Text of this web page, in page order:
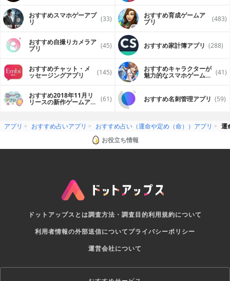
おすすめスマホゲーアプ
リ (33) おすすめ育成ゲームア
プリ (483)
おすすめ自撮りカメラア
プリ (45) おすすめ家計簿アプリ (288)
おすすめチャット・メ
ッセージングアプリ (145) おすすめキャラクターが
魅力的なスマホゲームア (41)
おすすめ2018年11月リ
リースの新作ゲームアプ (61) おすすめ名刺管理アプリ (59)
アプリ おすすめ占いアプリ おすすめ占い（運命や定め（命））アプリ
運
お役立ち情報
ドットアップスとは調査方法・調査目的利用規約について
利用者情報の外部送信についてプライバシーポリシー
運営会社について